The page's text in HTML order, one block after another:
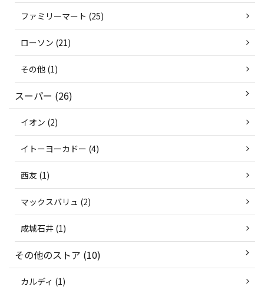
ファミリーマート (25)
ローソン (21)
その他 (1)
スーパー (26)
イオン (2)
イトーヨーカドー (4)
西友 (1)
マックスバリュ (2)
成城石井 (1)
その他のストア (10)
カルディ (1)